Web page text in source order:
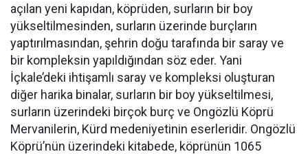
açılan yeni kapıdan, köprüden, surların bir boy
yükseltilmesinden, surların üzerinde burçların
yaptırılmasından, şehrin doğu tarafında bir saray ve
bir kompleksin yapıldığından söz eder. Yani
İçkale’deki ihtişamlı saray ve kompleksi oluşturan
diğer harika binalar, surların bir boy yükseltilmesi,
surların üzerindeki birçok burç ve Ongözlü Köprü
Mervanilerin, Kürd medeniyetinin eserleridir. Ongözlü
Köprü’nün üzerindeki kitabede, köprünün 1065